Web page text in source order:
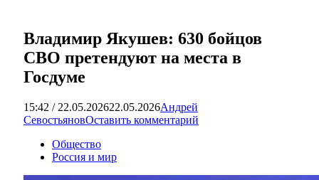
Владимир Якушев: 630 бойцов
СВО претендуют на места в
Госдуме
15:42 / 22.05.202622.05.2026Андрей
СевостьяновОставить комментарий
Общество
Россия и мир